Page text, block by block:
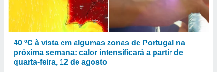
40 ºC à vista em algumas zonas de Portugal na
próxima semana: calor intensificará a partir de
quarta-feira, 12 de agosto